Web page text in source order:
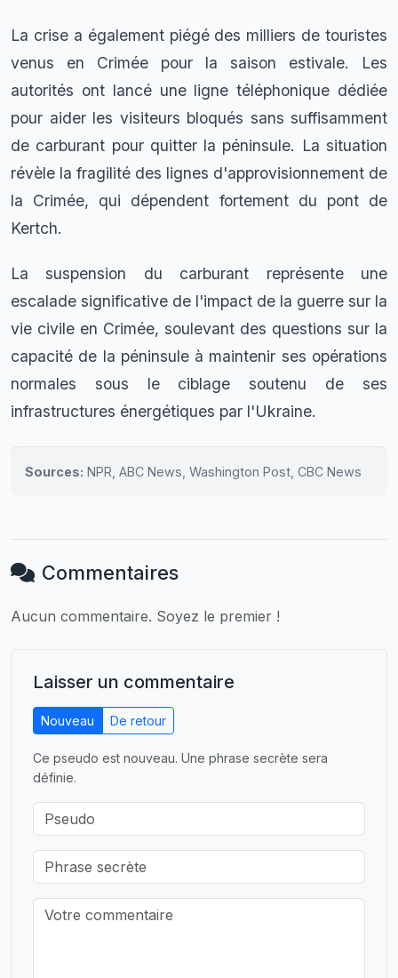
La crise a également piégé des milliers de touristes
venus en Crimée pour la saison estivale. Les
autorités ont lancé une ligne téléphonique dédiée
pour aider les visiteurs bloqués sans suffisamment
de carburant pour quitter la péninsule. La situation
révèle la fragilité des lignes d'approvisionnement de
la Crimée, qui dépendent fortement du pont de
Kertch.
La suspension du carburant représente une
escalade significative de l'impact de la guerre sur la
vie civile en Crimée, soulevant des questions sur la
capacité de la péninsule à maintenir ses opérations
normales sous le ciblage soutenu de ses
infrastructures énergétiques par l'Ukraine.
Sources: NPR, ABC News, Washington Post, CBC News
Commentaires
Aucun commentaire. Soyez le premier !
Laisser un commentaire
Nouveau De retour
Ce pseudo est nouveau. Une phrase secrète sera
définie.